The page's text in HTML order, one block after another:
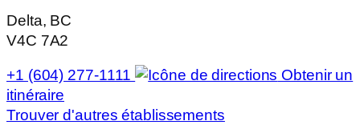
Delta, BC
V4C 7A2
+1 (604) 277-1111
Obtenir un
itinéraire
Trouver d'autres établissements